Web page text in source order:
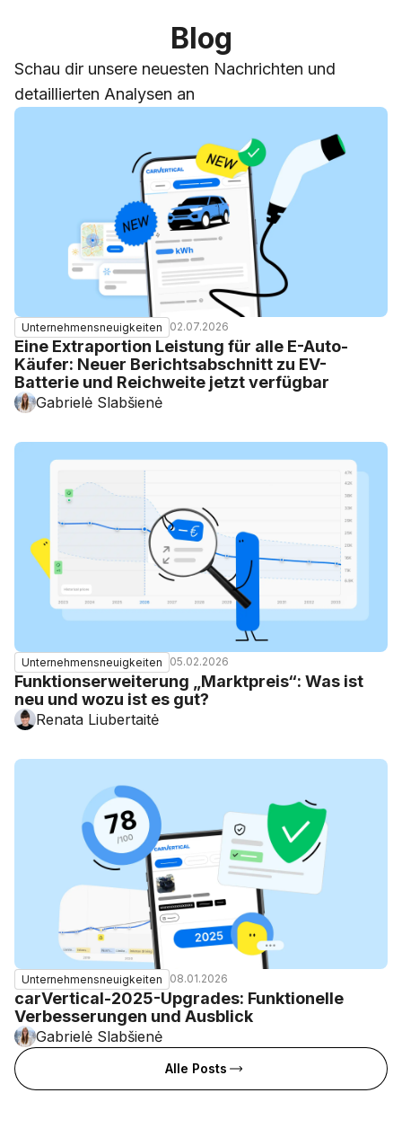
Blog
Schau dir unsere neuesten Nachrichten und
detaillierten Analysen an
Unternehmensneuigkeiten 02.07.2026
Eine Extraportion Leistung für alle E-Auto-
Käufer: Neuer Berichtsabschnitt zu EV-
Batterie und Reichweite jetzt verfügbar
Gabrielė Slabšienė
Unternehmensneuigkeiten 05.02.2026
Funktionserweiterung „Marktpreis“: Was ist
neu und wozu ist es gut?
Renata Liubertaitė
Unternehmensneuigkeiten 08.01.2026
carVertical-2025-Upgrades: Funktionelle
Verbesserungen und Ausblick
Gabrielė Slabšienė
Alle Posts